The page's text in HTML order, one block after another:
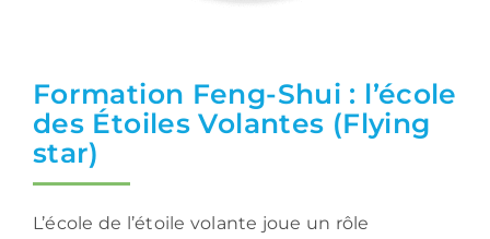
Formation Feng-Shui : l’école
des Étoiles Volantes (Flying
star)
L’école de l’étoile volante joue un rôle